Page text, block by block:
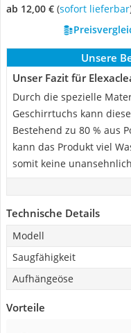
ab 12,00 € ( Sofort lieferbar
Unsere
Unser Fazit für
Durch die spezielle
Geschirrtuchs kann
Bestehend zu 80 % aus
kann das Produkt viel
somit keine
Technische Details
Modell
Saugfähigkeit
Aufhängeöse
Vorteile